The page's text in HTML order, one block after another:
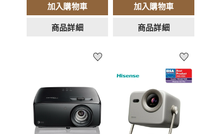
加入購物車
商品詳細
加入購物車
商品詳細